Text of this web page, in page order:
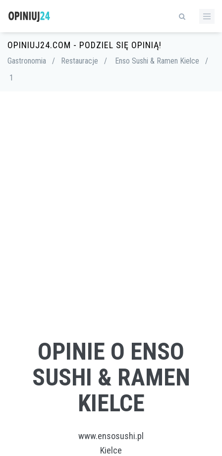
OPINIUJ24.COM - PODZIEL SIĘ OPINIĄ!
Gastronomia / Restauracje / Enso Sushi & Ramen Kielce
/
1
OPINIE O ENSO
SUSHI & RAMEN
KIELCE
www.ensosushi.pl
Kielce